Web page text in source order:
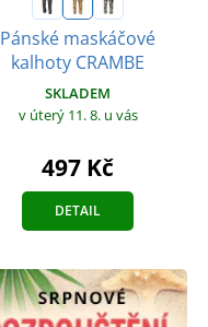
Pánské maskáčové
kalhoty CRAMBE
SKLADEM
v úterý 11. 8. u vás
497 Kč
DETAIL